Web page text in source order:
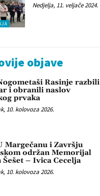
Nedjelja, 11. veljače 2024.
objave
Rasinje razbili
i obranili naslov
prvaka
10. kolovoza 2026.
Margečanu i Završju
održan Memorijal
Šešet – Ivica Cecelja
10. kolovoza 2026.